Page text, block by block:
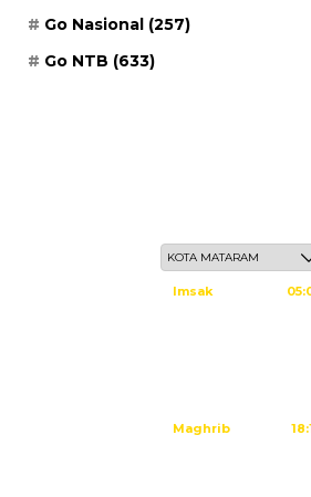
Go Nasional (257)
Go NTB (633)
Imsak
Maghrib